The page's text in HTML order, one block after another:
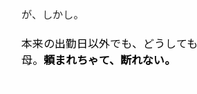
が、しかし。
本来の出勤日以外でも、どうして
母。 頼まれちゃて、断れない。